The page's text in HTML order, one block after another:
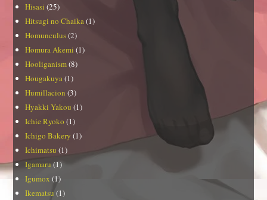
Hisasi (25)
Hitsugi no Chaika (1)
Homunculus(2)
Homura Akemi (1)
Hooliganism(8)
Hougakuya (1)
Humillacion (3)
Hyakki Yakou (1)
Ichie Ryoko (1)
Ichigo Bakery (1)
Ichimatsu (1)
Igamaru(1)
Igumox (1)
Ikematsu (1)